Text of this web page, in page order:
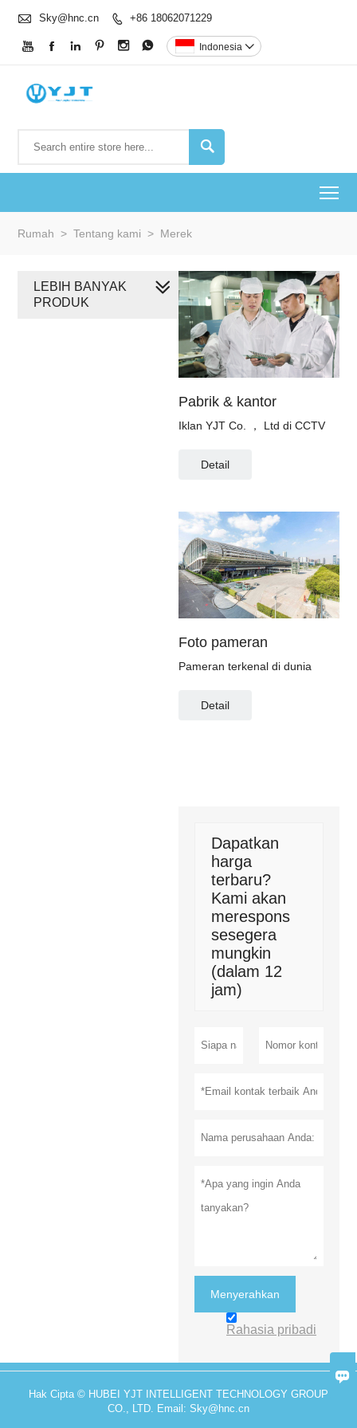

 Sky@hnc.cn  +86 18062071229
      Indonesia 

Rumah > Tentang kami > Merek
Pabrik & kantor
Iklan YJT Co. ， Ltd di CCTV
Detail
Foto pameran
Pameran terkenal di dunia
Detail
Dapatkan
harga
terbaru?
Kami akan
merespons
sesegera
mungkin
(dalam 12
jam)
Menyerahkan
Rahasia pribadi
LEBIH BANYAK
PRODUK
Hak Cipta © HUBEI YJT INTELLIGENT TECHNOLOGY GROUP
CO., LTD. Email: Sky@hnc.cn